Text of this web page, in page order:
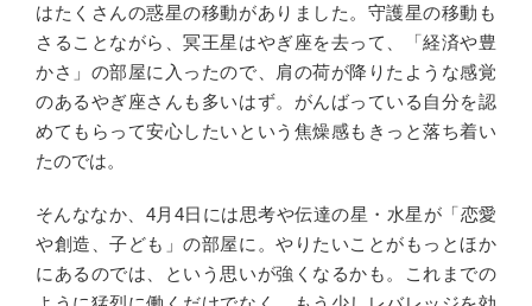
はたくさんの惑星の移動がありました。守護星の移動も
さることながら、冥王星はやぎ座を去って、「経済や豊
かさ」の部屋に入ったので、肩の荷が降りたような感覚
のあるやぎ座さんも多いはず。がんばっている自分を認
めてもらって安心したいという焦燥感もきっと落ち着い
たのでは。
そんななか、4月4日には思考や伝達の星・水星が「恋愛
や創造、子ども」の部屋に。やりたいことがもっとほか
にあるのでは、という思いが強くなるかも。これまでの